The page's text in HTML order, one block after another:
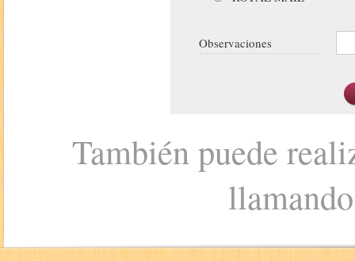
Observaciones
También puede